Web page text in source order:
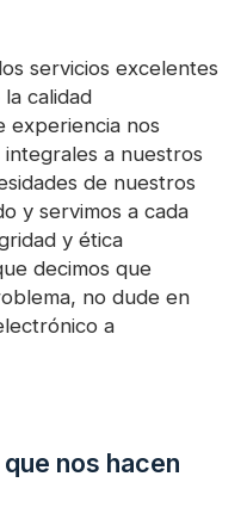
servicios excelentes
calidad
experiencia nos
a nuestros
de nuestros
y servimos a cada
y ética
decimos que
no dude en
a
nos hacen